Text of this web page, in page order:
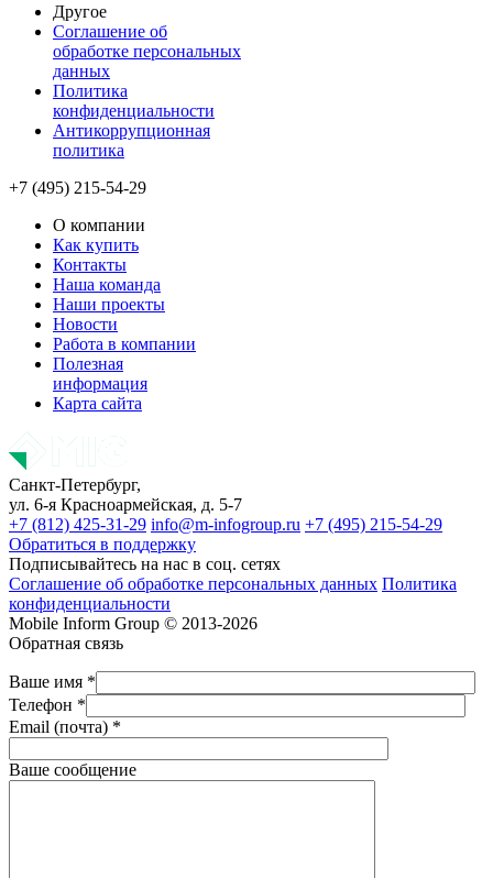
Другое
Соглашение об
обработке персональных
данных
Политика
конфиденциальности
Антикоррупционная
политика
+7 (495) 215-54-29
О компании
Как купить
Контакты
Наша команда
Наши проекты
Новости
Работа в компании
Полезная
информация
Карта сайта
Санкт-Петербург,
ул. 6-я Красноармейская, д. 5-7
+7 (812) 425-31-29 info@m-infogroup.ru +7 (495) 215-54-29
Обратиться в поддержку
Подписывайтесь на нас в соц. сетях
Соглашение об обработке персональных данных Политика
конфиденциальности
Mobile Inform Group © 2013-2026
Обратная связь
Ваше имя *
Телефон *
Email (почта) *
Ваше сообщение